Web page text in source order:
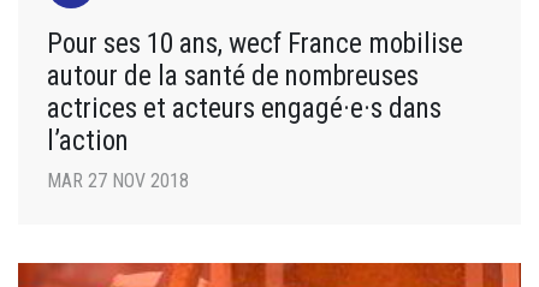
Pour ses 10 ans, wecf France mobilise
autour de la santé de nombreuses
actrices et acteurs engagé·e·s dans
l’action
MAR 27 NOV 2018